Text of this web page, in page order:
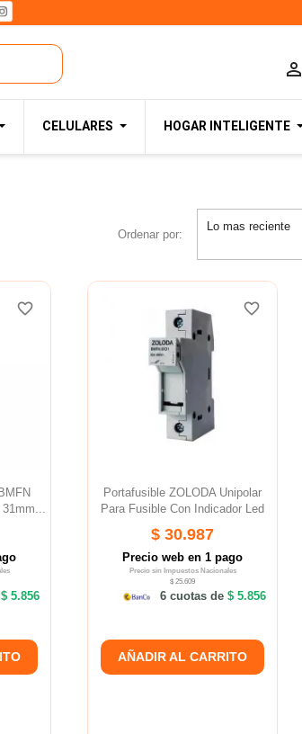

CELULARES HOGAR INTELIGENTE
Ordenar por:
Lo mas reciente
$ 5.856
favorite_border
favorite_border
Portafusible ZOLODA Unipolar
Para Fusible Con Indicador Led
$ 30.987
Precio web en 1 pago
Precio sin Impuestos Nacionales
$ 25.609
6 cuotas de$ 5.856
AÑADIR AL CARRITO
favorite_border
favorite_border